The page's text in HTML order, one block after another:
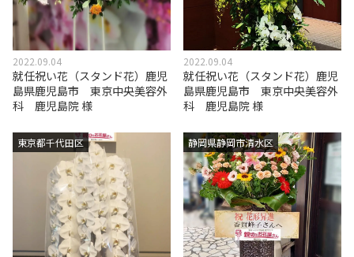
2022.09.04
就任祝い花（スタンド花）鹿児
島県鹿児島市 東京中央美容外
科 鹿児島院 様
2022.09.04
就任祝い花（スタンド花）鹿児
島県鹿児島市 東京中央美容外
科 鹿児島院 様
東京都千代田区 静岡県静岡市清水区